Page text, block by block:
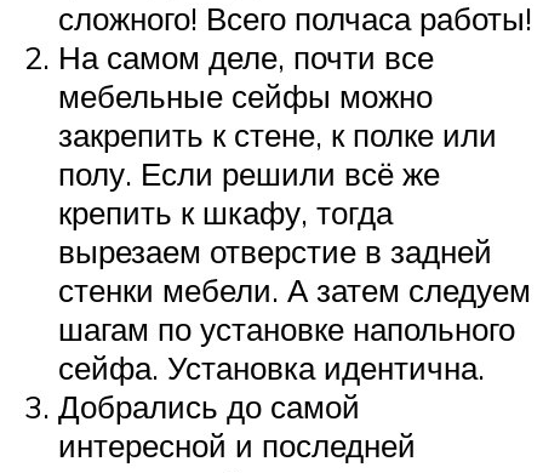
сложного! Всего полчаса работы!
На самом деле, почти все
мебельные сейфы можно
закрепить к стене, к полке или
полу. Если решили всё же
крепить к шкафу, тогда
вырезаем отверстие в задней
стенки мебели. А затем следуем
шагам по установке напольного
сейфа. Установка идентична.
Добрались до самой
интересной и последней